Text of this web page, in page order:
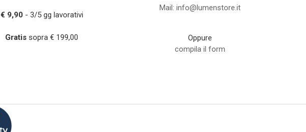
€ 9,90 - 3/5 gg lavorativi
Gratis sopra € 199,00
Mail: info@lumenstore.it
Oppure
compila il form